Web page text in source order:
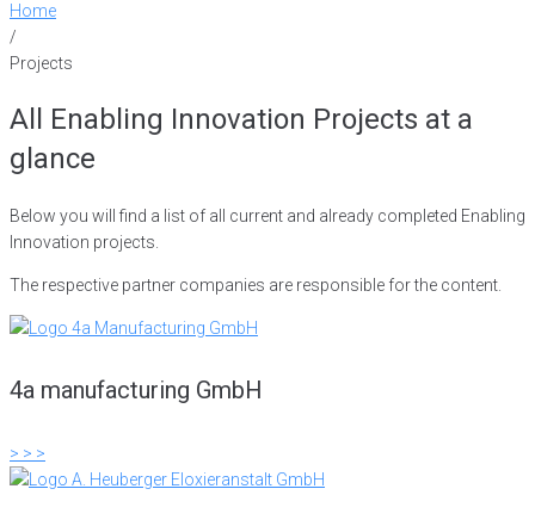
Home
/
Projects
All Enabling Innovation Projects at a
glance
Below you will find a list of all current and already completed Enabling
Innovation projects.
The respective partner companies are responsible for the content.
4a manufacturing GmbH
> > >